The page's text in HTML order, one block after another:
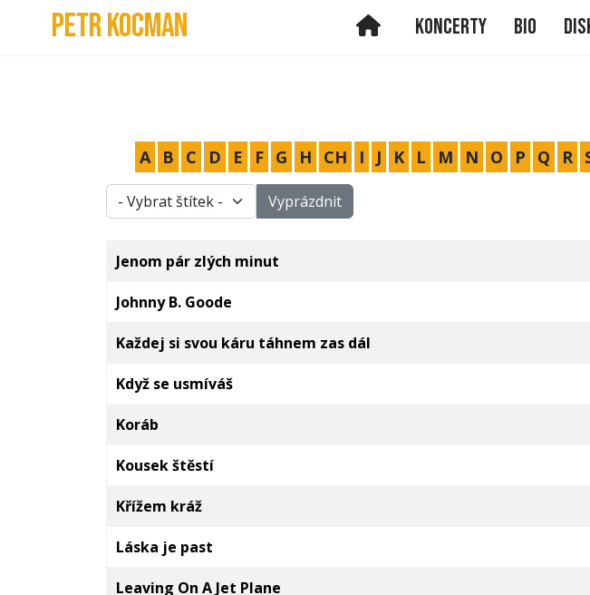
Petr Kocman HomeKoncerty Bio
A B C D E F G H CH I J K L M N O P Q R
- Vybrat štítek - Vyprázdnit
Titulek
Jenom pár zlých minut
Johnny B. Goode
Každej si svou káru táhnem zas dál
Když se usmíváš
Koráb
Kousek štěstí
Křížem kráž
Láska je past
Leaving On A Jet Plane